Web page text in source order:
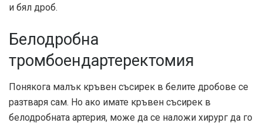
и бял дроб.
Белодробна
тромбоендартеректомия
Понякога малък кръвен съсирек в белите дробове се
разтваря сам. Но ако имате кръвен съсирек в
белодробната артерия, може да се наложи хирург да го